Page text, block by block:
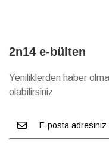
2n14 e-bülten
Yeniliklerden haber
olabilirsiniz